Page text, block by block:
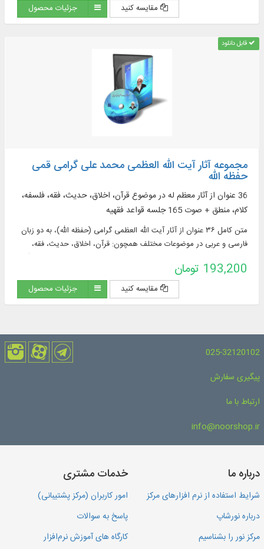
مقایسه کنید جزئیات محصول
قابل دانلود
مجموعه آثار آیت الله العظمی محمد علی گرامی قمی
حفظه الله
36 عنوان از آثار معظم له در موضوع قرآن، اخلاق، حدیث، فقه، فلسفه،
کلام، منطق + صوت 165 جلسه قواعد فقهیه
متن کامل ۳۶ عنوان از آثار آیت الله العظمی گرامی (حفظه الله)، به دو زبان
فارسی و عربی در موضوعات مختلف همچون: قرآن، اخلاق، حدیث، فقه،
جلد)، المعلقات علی ملحقات العروه الوثقی و ...
193,200 تومان
مقایسه کنید جزئیات محصول
025-32120102
پیگیری سفارش
ارتباط با ما
info@noorshop.ir
درباره ما
شرایط استفاده از نرم افزارهای مرکز
درباره نورشاپ
مرکز نور را بشناسیم
خدمات مشتری
امور کاربران (مرکز پشتیبانی)
پاسخ به سوالات
کارگاه های آموزش نرم‌افزار